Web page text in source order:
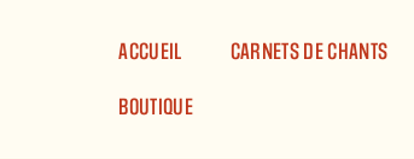
ACCUEIL CARNETS DE CHANTS
BOUTIQUE